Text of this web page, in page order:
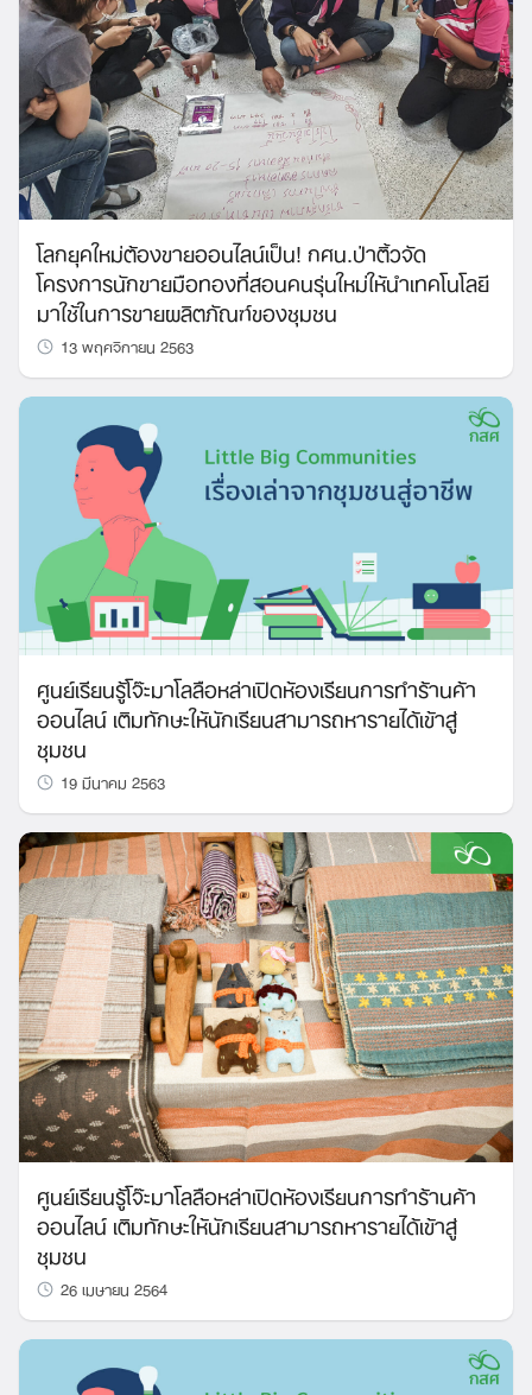
โลกยุคใหม่ต้องขายออนไลน์เป็น! กศน.ป่าติ้วจัด
โครงการนักขายมือทองที่สอนคนรุ่นใหม่ให้นำเทคโนโลยี
มาใช้ในการขายผลิตภัณฑ์ของชุมชน
13 พฤศจิกายน 2563
ศูนย์เรียนรู้โจ๊ะมาโลลือหล่าเปิดห้องเรียนการทำร้านค้า
ออนไลน์ เติมทักษะให้นักเรียนสามารถหารายได้เข้าสู่
ชุมชน
19 มีนาคม 2563
ศูนย์เรียนรู้โจ๊ะมาโลลือหล่าเปิดห้องเรียนการทำร้านค้า
ออนไลน์ เติมทักษะให้นักเรียนสามารถหารายได้เข้าสู่
ชุมชน
26 เมษายน 2564